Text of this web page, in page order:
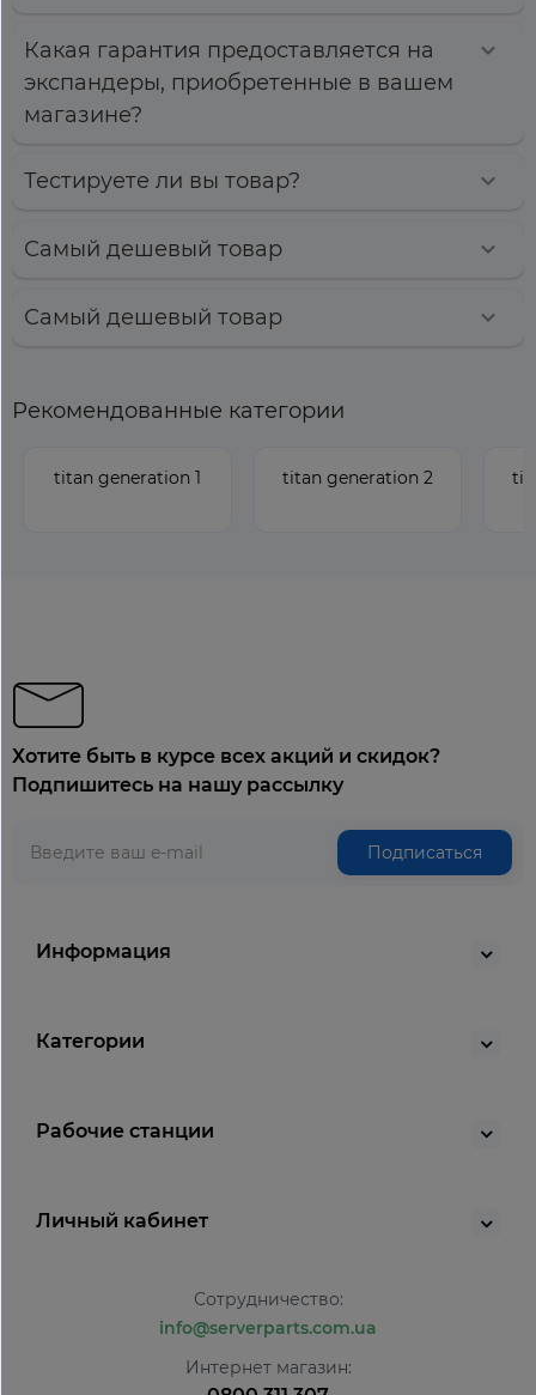
Какая гарантия предоставляется на
экспандеры, приобретенные в вашем
магазине?
Тестируете ли вы товар?
Самый дешевый товар
Самый дешевый товар
Рекомендованные категории
titan generation 1 titan generation 2
Хотите быть в курсе всех акций и скидок?
Подпишитесь на нашу рассылку
Подписаться
Информация
Категории
Рабочие станции
Личный кабинет
Сотрудничество:
info@serverparts.com.ua
Интернет магазин: